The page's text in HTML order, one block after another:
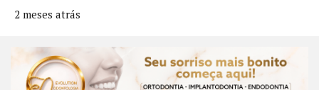
2 meses atrás